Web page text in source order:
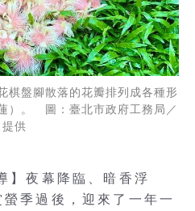
棋盤腳散落的花瓣排列成各種形
）。 圖：臺北市政府工務局／
提供
】夜幕降臨、暗香浮
季過後，迎來了一年一